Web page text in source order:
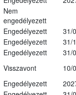
Nem
engedélyezett
Engedélyezett
31/
Engedélyezett
31/
Engedélyezett
31/
Visszavont
10/
Engedélyezett